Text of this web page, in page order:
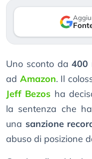
Uno sconto da400
ad Amazon. Il
Jeff Bezos ha
la sentenza che
una sanzione
abuso di posizione